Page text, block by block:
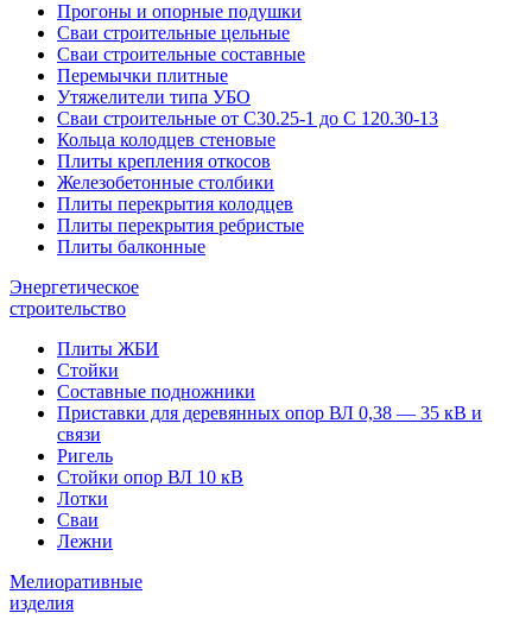
Прогоны и опорные подушки
Сваи строительные цельные
Сваи строительные составные
Перемычки плитные
Утяжелители типа УБО
Сваи строительные от С30.25-1 до С 120.30-13
Кольца колодцев стеновые
Плиты крепления откосов
Железобетонные столбики
Плиты перекрытия колодцев
Плиты перекрытия ребристые
Плиты балконные
Энергетическое
строительство
Плиты ЖБИ
Стойки
Составные подножники
Приставки для деревянных опор ВЛ 0,38 — 35 кВ и
связи
Ригель
Стойки опор ВЛ 10 кВ
Лотки
Сваи
Лежни
Мелиоративные
изделия